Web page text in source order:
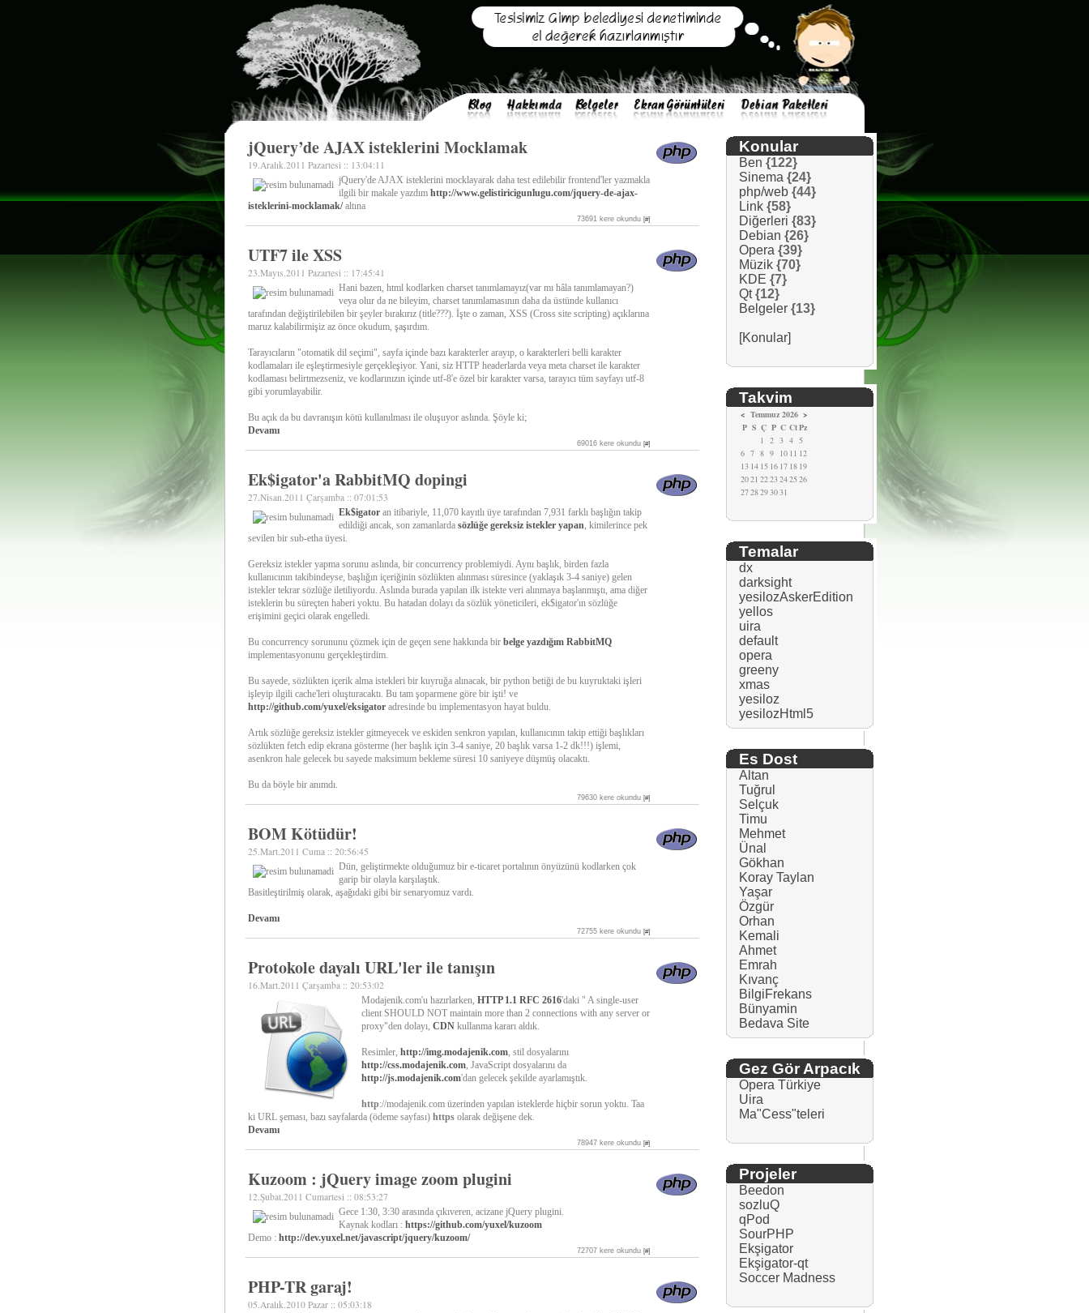
jQuery’de AJAX isteklerini Mocklamak
19.Aralık.2011 Pazartesi :: 13:04:11
jQuery'de AJAX isteklerini mocklayarak daha test edilebilir frontend'ler yazmakla
ilgili bir makale yazdım http://www.gelistiricigunlugu.com/jquery-de-ajax-
isteklerini-mocklamak/altına
73691 kere okundu [#]
UTF7 ile XSS
23.Mayıs.2011 Pazartesi :: 17:45:41
Hani bazen, html kodlarken charset tanımlamayız(var mı hâla tanımlamayan?)
veya olur da ne bileyim, charset tanımlamasının daha da üstünde kullanıcı
tarafından değiştirilebilen bir şeyler bırakırız (title???). İşte o zaman, XSS (Cross site scripting) açıklarına
maruz kalabilirmişiz az önce okudum, şaşırdım.
Tarayıcıların "otomatik dil seçimi", sayfa içinde bazı karakterler arayıp, o karakterleri belli karakter
kodlamaları ile eşleştirmesiyle gerçekleşiyor. Yani, siz HTTP headerlarda veya meta charset ile karakter
kodlaması belirtmezseniz, ve kodlarınızın içinde utf-8'e özel bir karakter varsa, tarayıcı tüm sayfayı utf-8
gibi yorumlayabilir.
Bu açık da bu davranışın kötü kullanılması ile oluşuyor aslında. Şöyle ki;
Devamı
69016 kere okundu [#]
Ek$igator'a RabbitMQ dopingi
27.Nisan.2011 Çarşamba :: 07:01:53
Ek$igator an itibariyle, 11,070 kayıtlı üye tarafından 7,931 farklı başlığın takip
edildiği ancak, son zamanlarda sözlüğe gereksiz istekler yapan, kimilerince pek
sevilen bir sub-etha üyesi.
Gereksiz istekler yapma sorunu aslında, bir concurrency problemiydi. Aynı başlık, birden fazla
kullanıcının takibindeyse, başlığın içeriğinin sözlükten alınması süresince (yaklaşık 3-4 saniye) gelen
istekler tekrar sözlüğe iletiliyordu. Aslında burada yapılan ilk istekte veri alınmaya başlanmıştı, ama diğer
isteklerin bu süreçten haberi yoktu. Bu hatadan dolayı da sözlük yöneticileri, ek$igator'ın sözlüğe
erişimini geçici olarak engelledi.
Bu concurrency sorununu çözmek için de geçen sene hakkında bir belge yazdığım RabbitMQ
implementasyonunu gerçekleştirdim.
Bu sayede, sözlükten içerik alma istekleri bir kuyruğa alınacak, bir python betiği de bu kuyruktaki işleri
işleyip ilgili cache'leri oluşturacaktı. Bu tam şoparmene göre bir işti! ve
http://github.com/yuxel/eksigator adresinde bu implementasyon hayat buldu.
Artık sözlüğe gereksiz istekler gitmeyecek ve eskiden senkron yapılan, kullanıcının takip ettiği başlıkları
sözlükten fetch edip ekrana gösterme (her başlık için 3-4 saniye, 20 başlık varsa 1-2 dk!!!) işlemi,
asenkron hale gelecek bu sayede maksimum bekleme süresi 10 saniyeye düşmüş olacaktı.
Bu da böyle bir anımdı.
79630 kere okundu [#]
BOM Kötüdür!
25.Mart.2011 Cuma :: 20:56:45
Dün, geliştirmekte olduğumuz bir e-ticaret portalının önyüzünü kodlarken çok
garip bir olayla karşılaştık.
Basitleştirilmiş olarak, aşağıdaki gibi bir senaryomuz vardı.
Devamı
72755 kere okundu [#]
Protokole dayalı URL'ler ile tanışın
16.Mart.2011 Çarşamba :: 20:53:02
Modajenik.com'u hazırlarken, HTTP 1.1 RFC 2616'daki " A single-user
client SHOULD NOT maintain more than 2 connections with any server or
proxy"den dolayı, CDN kullanma kararı aldık.
Resimler, http://img.modajenik.com, stil dosyalarını
http://css.modajenik.com, JavaScript dosyalarını da
http://js.modajenik.com'dan gelecek şekilde ayarlamıştık.
http://modajenik.com üzerinden yapılan isteklerde hiçbir sorun yoktu. Taa
ki URL şeması, bazı sayfalarda (ödeme sayfası) https olarak değişene dek.
Devamı
78947 kere okundu [#]
Kuzoom : jQuery image zoom plugini
12.Şubat.2011 Cumartesi :: 08:53:27
Gece 1:30, 3:30 arasında çıkıveren, acizane jQuery plugini.
Kaynak kodları : https://github.com/yuxel/kuzoom
Demo : http://dev.yuxel.net/javascript/jquery/kuzoom/
72707 kere okundu [#]
PHP-TR garaj!
05.Aralık.2010 Pazar :: 05:03:18
Konular
Ben {122}
Sinema {24}
php/web {44}
Link {58}
Diğerleri {83}
Debian {26}
Opera {39}
Müzik {70}
KDE {7}
Qt {12}
Belgeler {13}
[Konular]
Takvim
< Temmuz 2026 >
P S Ç P C CtPz
1 2 3 4 5
6 7 8 9 10 11 12
13 14 15 16 17 18 19
2021 2223242526
2728293031
Temalar
dx
darksight
yesilozAskerEdition
yellos
uira
default
opera
greeny
xmas
yesiloz
yesilozHtml5
Es Dost
Altan
Tuğrul
Selçuk
Timu
Mehmet
Ünal
Gökhan
Koray Taylan
Yaşar
Özgür
Orhan
Kemali
Ahmet
Emrah
Kıvanç
BilgiFrekans
Bünyamin
Bedava Site
Gez Gör Arpacık
Opera Türkiye
Uira
Ma"Cess"teleri
Projeler
Beedon
sozluQ
qPod
SourPHP
Ekşigator
Ekşigator-qt
Soccer Madness